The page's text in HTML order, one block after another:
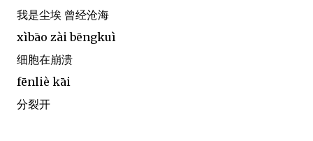
我是尘埃 曾经沧海
xìbāo zài bēngkuì
细胞在崩溃
fēnliè kāi
分裂开